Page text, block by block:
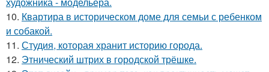
10. Квартира в историческом доме для семьи с ребенком
и собакой.
11. Студия, которая хранит историю города.
12. Этнический штрих в городской трёшке.